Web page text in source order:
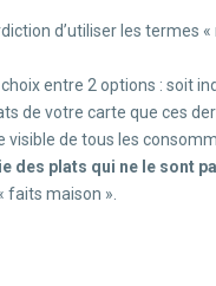
d’utiliser les termes
entre 2 options : soit
de votre carte que ces
de tous les
des plats qui ne le sont
faits maison ».